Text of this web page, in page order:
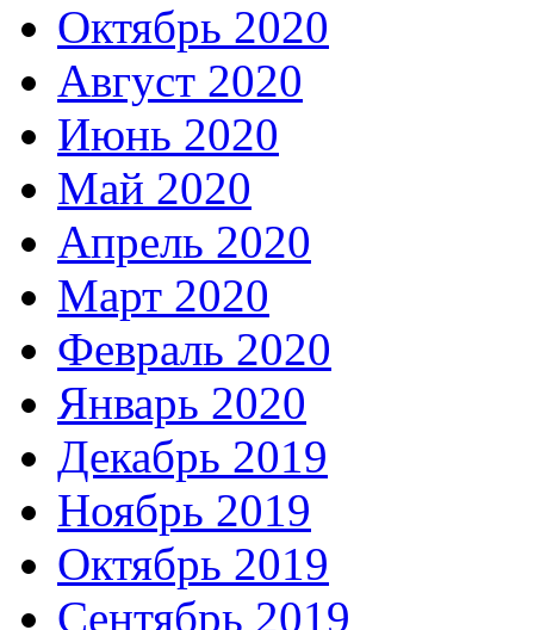
Октябрь 2020
Август 2020
Июнь 2020
Май 2020
Апрель 2020
Март 2020
Февраль 2020
Январь 2020
Декабрь 2019
Ноябрь 2019
Октябрь 2019
Сентябрь 2019